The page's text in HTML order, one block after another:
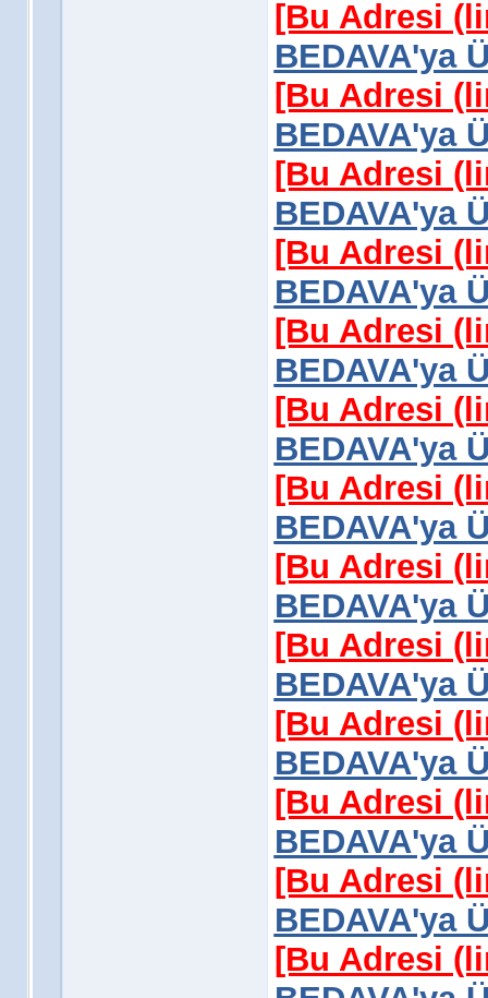
[Bu Adresi
BEDAVA'ya
[Bu Adresi
BEDAVA'ya
[Bu Adresi
BEDAVA'ya
[Bu Adresi
BEDAVA'ya
[Bu Adresi
BEDAVA'ya
[Bu Adresi
BEDAVA'ya
[Bu Adresi
BEDAVA'ya
[Bu Adresi
BEDAVA'ya
[Bu Adresi
BEDAVA'ya
[Bu Adresi
BEDAVA'ya
[Bu Adresi
BEDAVA'ya
[Bu Adresi
BEDAVA'ya
[Bu Adresi